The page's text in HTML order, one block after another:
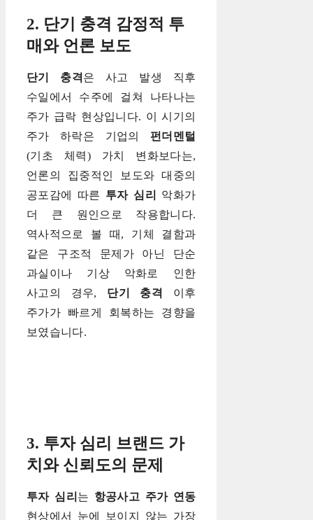
2. 단기 충격 감정적 투
매와 언론 보도
단기 충격 은 사고 발생 직후
수일에서 수주에 걸쳐 나타나는
주가 급락 현상입니다. 이 시기의
주가 하락은 기업의펀더멘털
(기초 체력) 가치 변화보다는,
언론의 집중적인 보도와 대중의
공포감에 따른 투자 심리
악화가
더 큰 원인으로 작용합니다.
역사적으로 볼 때, 기체 결함과
같은 구조적 문제가 아닌 단순
과실이나 기상 악화로 인한
사고의 경우, 단기 충격
이후
주가가 빠르게 회복하는 경향을
보였습니다.
3. 투자 심리 브랜드 가
치와 신뢰도의 문제
투자 심리 는 항공사고 주가 연동
현상에서 눈에 보이지 않는 가장